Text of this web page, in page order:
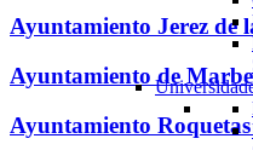
Ayuntamiento Jerez de
Ayuntamiento de
Ayuntamiento